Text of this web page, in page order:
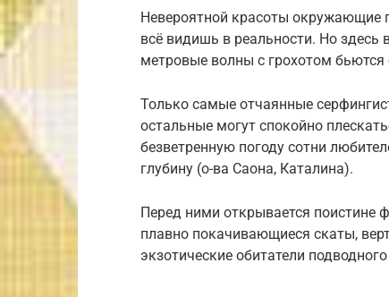
Невероятной красоты окружающие
всё видишь в реальности. Но здесь
метровые волны с грохотом бьются
Только самые отчаянные
остальные могут спокойно
безветренную погоду сотни
глубину (о-ва Саона, Каталина).
Перед ними открывается поистине
плавно покачивающиеся скаты,
экзотические обитатели